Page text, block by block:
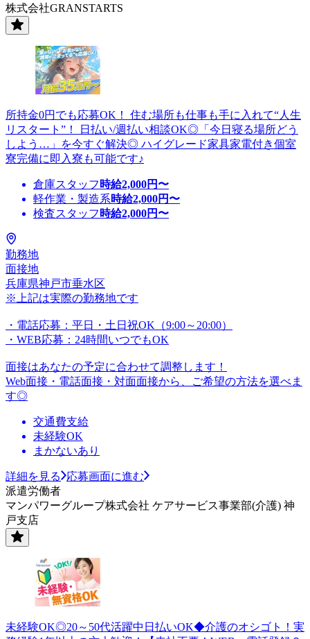
株式会社GRANSTARTS
所持金0円でも応募OK！ 住む場所も仕事も手に入れて“人生
リスタート”！ 日払い/週払い相談OK◎「今日寝る場所どう
しよう…」を今すぐ解決◎ ハイグレード家具家電付き個室
寮完備に即入寮も可能です♪
倉庫スタッフ 時給2,000円〜
軽作業・製造系時給2,000円〜
検査スタッフ 時給2,000円〜
勤務地
面接地
兵庫県神戸市垂水区
※上記は実際の勤務地です
・電話応募：平日・土日祝OK（9:00～20:00）
・WEB応募：24時間いつでもOK
面接はあなたの予定に合わせて調整します！
Web面接・電話面接・対面面接から、ご希望の方法を選べま
す◎
交通費支給
未経験OK
まかないあり
詳細を見る
応募画面に進む
派遣労働者
マンパワーグループ株式会社 ケアサービス事業部(介護) 神
戸支店
未経験OK◎20～50代活躍中日払いOK◆介護のオシゴト！実